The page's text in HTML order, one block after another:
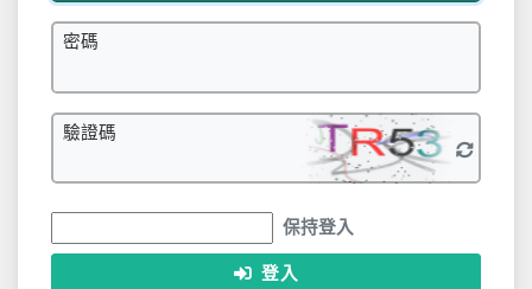
密碼
驗證碼
保持登入
登入